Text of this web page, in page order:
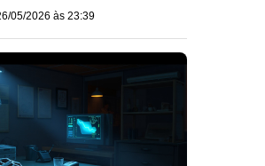
05/2026 às 23:39